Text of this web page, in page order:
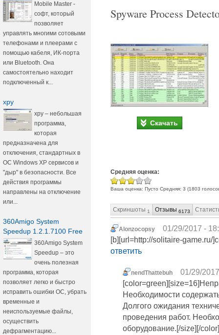
Mobile Master -
софт, который
позволяет
управлять многими сотовыми
телефонами и плеерами с
помощью кабеля, ИК-порта
или Bluetooth. Она
самостоятельно находит
подключенный к...
xpy
xpy – небольшая
программа,
которая
предназначена для
отключения, стандартных в
ОС Windows XP сервисов и
"дыр" в безопасности. Все
действия программы
направлены на отключение
или...
360Amigo System
Speedup 1.2.1.7100 Free
360Amigo System
Speedup – это
очень полезная
программа, которая
позволяет легко и быстро
исправить ошибки ОС, убрать
временные и
неиспользуемые файлы,
осуществить
дефрагментацию...
Spyware Process
Скачать
Средняя оценка:
Ваша оценка: Пусто Средняя: 3 (1803
Скриншоты 1 Отзывы 6173
Alonzocopsy
01/29/2017 -
[b][url=http://solitaire-game.ru/
ответить
nendThattebuh
01/29/
Необходимости
Долгого ожидания
проведения работ.
оборудование.[/size][/color]